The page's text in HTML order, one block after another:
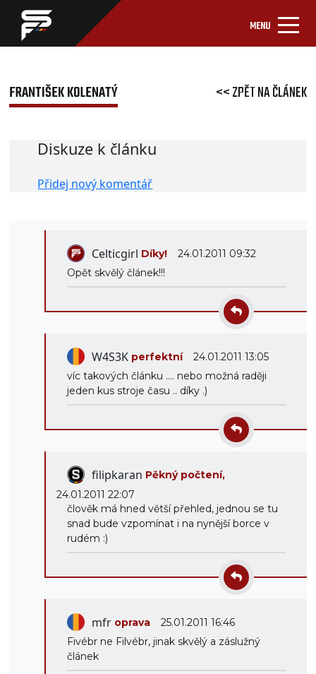
MENU
FRANTIŠEK KOLENATÝ << ZPĚT NA ČLÁNEK
Diskuze k článku
Přidej nový komentář
Celticgirl Díky!
24.01.2011 09:32
Opět skvělý článek!!!
W4S3K perfektní
24.01.2011 13:05
víc takových článku .... nebo možná raději
jeden kus stroje času .. díky .)
filipkaran Pěkný počtení,
24.01.2011 22:07
člověk má hned větší přehled, jednou se tu
snad bude vzpomínat i na nynější borce v
rudém :)
mfr oprava
25.01.2011 16:46
Fivébr ne Filvébr, jinak skvělý a záslužný
článek